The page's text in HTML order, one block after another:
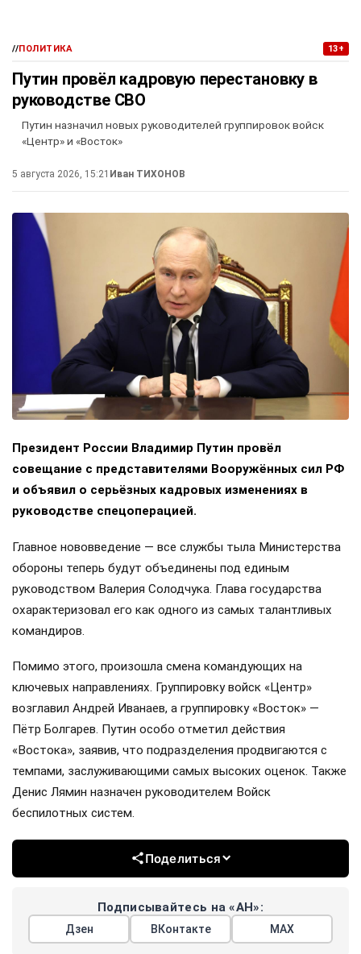
//ПОЛИТИКА 13+
Путин провёл кадровую перестановку в
руководстве СВО
Путин назначил новых руководителей группировок войск
«Центр» и «Восток»
5 августа 2026, 15:21 Иван ТИХОНОВ
Президент России Владимир Путин провёл
совещание с представителями Вооружённых сил РФ
и объявил о серьёзных кадровых изменениях в
руководстве спецоперацией.
Главное нововведение — все службы тыла Министерства
обороны теперь будут объединены под единым
руководством Валерия Солодчука. Глава государства
охарактеризовал его как одного из самых талантливых
командиров.
Помимо этого, произошла смена командующих на
ключевых направлениях. Группировку войск «Центр»
возглавил Андрей Иванаев, а группировку «Восток» —
Пётр Болгарев. Путин особо отметил действия
«Востока», заявив, что подразделения продвигаются с
темпами, заслуживающими самых высоких оценок. Также
Денис Лямин назначен руководителем Войск
беспилотных систем.
Поделиться
Подписывайтесь на «АН»:
Дзен ВКонтакте МАХ